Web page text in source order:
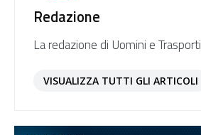
Redazione
La redazione di Uomini e Trasporti
VISUALIZZA TUTTI GLI ARTICOLI